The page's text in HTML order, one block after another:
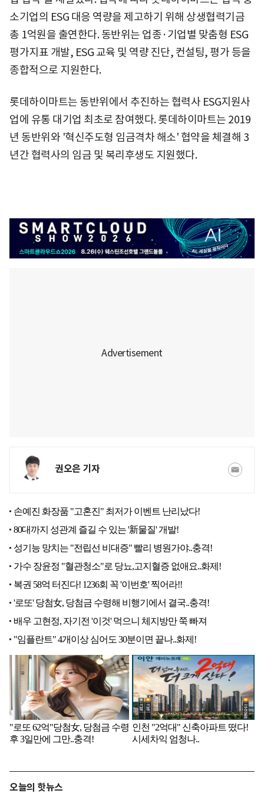
소기업의 ESG 대응 역량을 제고하기 위해 상생협력기금
총 1억원을 출연한다. 동반위는 업종·기업별 맞춤형 ESG
평가지표 개발, ESG 교육 및 역량 진단, 컨설팅, 평가 등을
종합적으로 지원한다.
롯데하이마트는 동반위에서 추진하는 협력사 ESG지원사
업에 유통 대기업 최초로 참여했다. 롯데하이마트는 2019
년 동반위와 '혁신주도형 임금격차 해소' 협약을 체결해 3
년간 협력사의 임금 및 복리후생도 지원했다.
권오은 기자
오늘의 핫뉴스